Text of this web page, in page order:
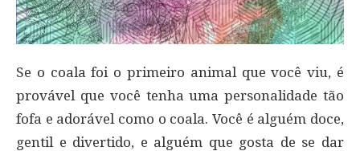
Se o coala foi o primeiro animal que você viu, é
provável que você tenha uma personalidade tão
fofa e adorável como o coala. Você é alguém doce,
gentil e divertido, e alguém que gosta de se dar